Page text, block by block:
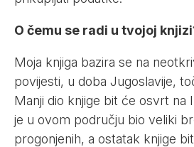
O čemu se radi u tvojoj
Moja knjiga bazira se na
povijesti, u doba Jugoslavije,
Manji dio knjige bit će osvrt na
je u ovom području bio veliki
progonjenih, a ostatak knjige